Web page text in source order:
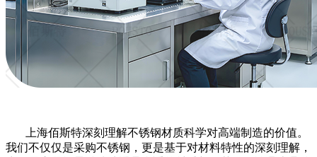
上海佰斯特深刻理解不锈钢材质科学对高端制造的价值。
我们不仅仅是采购不锈钢，更是基于对材料特性的深刻理解，